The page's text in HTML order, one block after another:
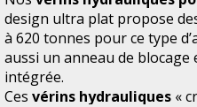
design ultra plat propose
à 620 tonnes pour ce type
aussi un anneau de
intégrée.
Ces vérins hydrauliques «